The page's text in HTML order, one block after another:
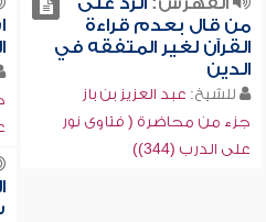
من قال بعدم قراءة
القرآن لغير المتفقه في
الدين
للشيخ: عبد العزيز بن باز
جزء من محاضرة ( فتاوى نور
على الدرب (344))